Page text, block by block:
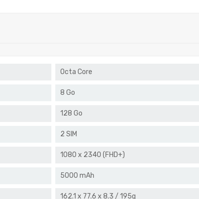
Octa Core
8 Go
128 Go
2 SIM
1080 x 2340 (FHD+)
5000 mAh
162.1 x 77.6 x 8.3 / 195g